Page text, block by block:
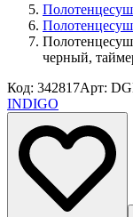
черный,
Код: 342817Арт:
INDIGO